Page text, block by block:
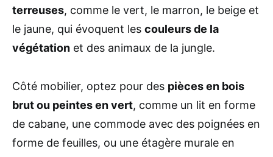
terreuses, comme le vert, le marron, le beige et
le jaune, qui évoquent les couleurs de la
végétation et des animaux de la jungle.
Côté mobilier, optez pour des pièces en bois
brut ou peintes en vert, comme un lit en forme
de cabane, une commode avec des poignées en
forme de feuilles, ou une étagère murale en